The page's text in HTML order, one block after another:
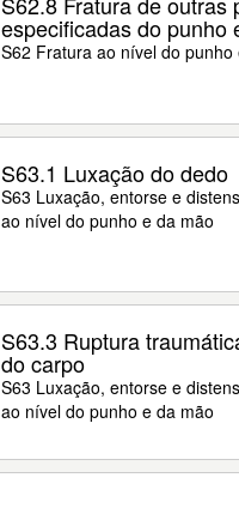
especificadas do punho
S62 Fratura ao nível do punho
S63.1 Luxação do dedo
S63 Luxação, entorse e
ao nível do punho e da mão
S63.3 Ruptura
do carpo
S63 Luxação, entorse e
ao nível do punho e da mão